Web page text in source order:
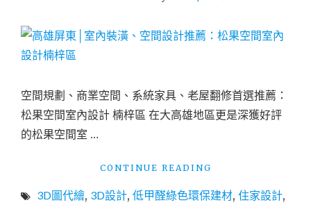
空間規劃、商業空間、系統家具、老屋翻修首選推薦：
松果空間室內設計 楠梓區 在大高雄地區更是深獲好評
的松果空間室 …
CONTINUE READING
屏
3D圖代繪, 3D設計, 低甲醛綠色環保建材, 住家設計,